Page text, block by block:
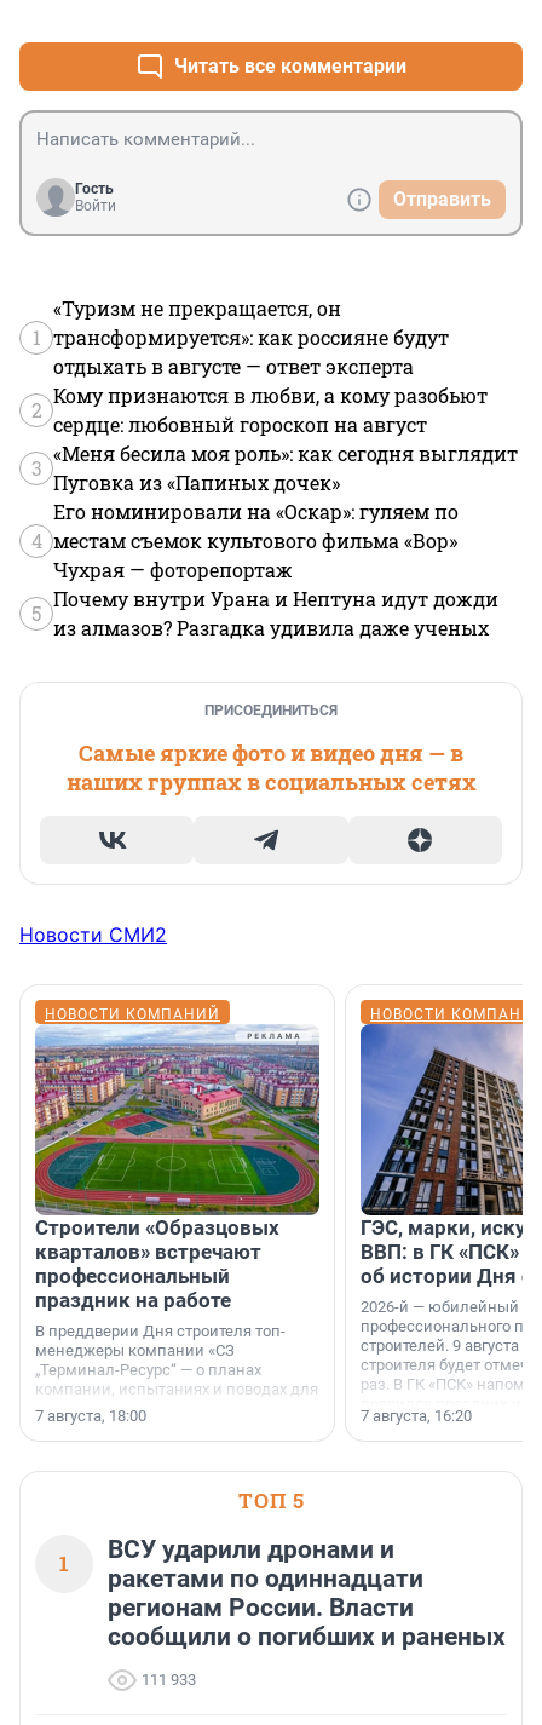
Читать все комментарии
Гость
Войти
Отправить
1
«Туризм не прекращается, он
трансформируется»: как россияне будут
отдыхать в августе — ответ эксперта
2
Кому признаются в любви, а кому разобьют
сердце: любовный гороскоп на август
3
«Меня бесила моя роль»: как сегодня выглядит
Пуговка из «Папиных дочек»
4
Его номинировали на «Оскар»: гуляем по
местам съемок культового фильма «Вор»
Чухрая — фоторепортаж
5
Почему внутри Урана и Нептуна идут дожди
из алмазов? Разгадка удивила даже ученых
ПРИСОЕДИНИТЬСЯ
Самые яркие фото и видео дня — в
наших группах в социальных сетях
Новости СМИ2
НОВОСТИ КОМПАНИЙ
Строители «Образцовых
кварталов» встречают
профессиональный
праздник на работе
В преддверии Дня строителя топ-
менеджеры компании «СЗ
„Терминал-Ресурс“ — о планах
компании, испытаниях и поводах для
осторожного оптимизма.
7 августа, 18:00
НОВОСТИ
ГЭС, марки,
ВВП: в ГК «ПСК»
об истории Дня
2026-й — юбилейный
профессионального
строителей. 9 августа
строителя будет
раз. В ГК «ПСК»
поменялась роль
7 августа, 16:20
ТОП 5
1
ВСУ ударили дронами и
ракетами по одиннадцати
регионам России. Власти
сообщили о погибших и раненых
111 933